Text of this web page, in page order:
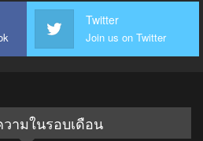
Twitter
Join us on Twitter
ามในรอบเดือน